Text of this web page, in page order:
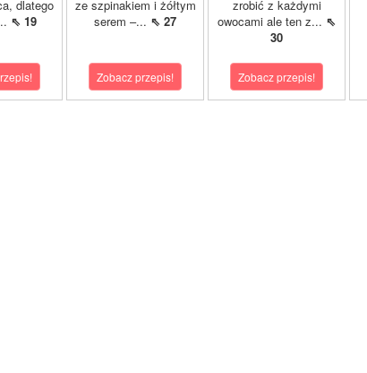
dlatego
⇖ 19
ze szpinakiem i żółtym
serem –... ⇖ 27
Zobacz przepis!
zrobić z każdymi
owocami ale ten z... ⇖
30
Zobacz przepis!